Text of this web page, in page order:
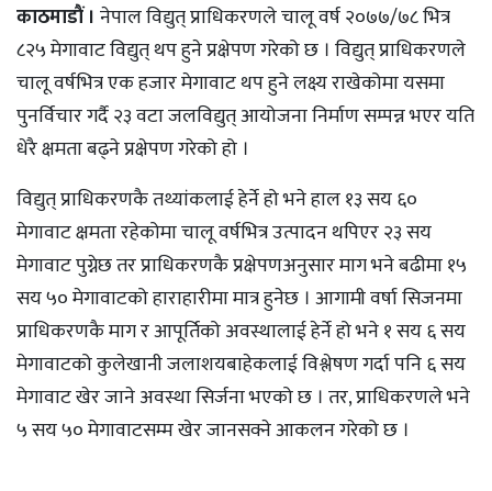
प्रोफाइल
ऊर्जा
विशेष
काठमाडाैं । नेपाल विद्युत् प्राधिकरणले चालू वर्ष २०७७/७८ भित्र
८२५ मेगावाट विद्युत् थप हुने प्रक्षेपण गरेको छ । विद्युत् प्राधिकरणले
चालू वर्षभित्र एक हजार मेगावाट थप हुने लक्ष्य राखेकोमा यसमा
पुनर्विचार गर्दै २३ वटा जलविद्युत् आयोजना निर्माण सम्पन्न भएर यति
धेरै क्षमता बढ्ने प्रक्षेपण गरेको हो ।
विद्युत् प्राधिकरणकै तथ्यांकलाई हेर्ने हो भने हाल १३ सय ६०
मेगावाट क्षमता रहेकोमा चालू वर्षभित्र उत्पादन थपिएर २३ सय
मेगावाट पुग्नेछ तर प्राधिकरणकै प्रक्षेपणअनुसार माग भने बढीमा १५
सय ५० मेगावाटको हाराहारीमा मात्र हुनेछ । आगामी वर्षा सिजनमा
प्राधिकरणकै माग र आपूर्तिको अवस्थालाई हेर्ने हो भने १ सय ६ सय
मेगावाटको कुलेखानी जलाशयबाहेकलाई विश्लेषण गर्दा पनि ६ सय
मेगावाट खेर जाने अवस्था सिर्जना भएको छ । तर, प्राधिकरणले भने
५ सय ५० मेगावाटसम्म खेर जानसक्ने आकलन गरेको छ ।